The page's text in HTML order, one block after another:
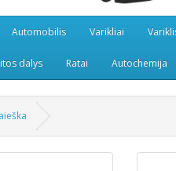
Automobilis Varikliai
dalys Ratai Autochemija